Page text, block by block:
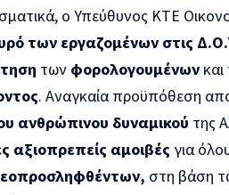
ο Υπεύθυνος ΚΤΕ
των εργαζομένων στις
των φορολογουμένων και
. Αναγκαία προϋπόθεση
ανθρώπινου δυναμικού της
αξιοπρεπείς αμοιβές για
στη βάση